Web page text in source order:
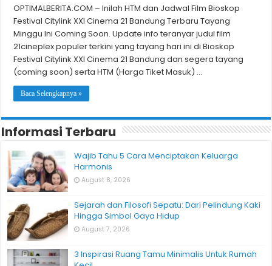
OPTIMALBERITA.COM – Inilah HTM dan Jadwal Film Bioskop
Festival Citylink XXI Cinema 21 Bandung Terbaru Tayang
Minggu Ini Coming Soon. Update info teranyar judul film
21cineplex populer terkini yang tayang hari ini di Bioskop
Festival Citylink XXI Cinema 21 Bandung dan segera tayang
(coming soon) serta HTM (Harga Tiket Masuk) …
Baca Selengkapnya »
Informasi Terbaru
Wajib Tahu 5 Cara Menciptakan Keluarga
Harmonis
August 8, 2026
Sejarah dan Filosofi Sepatu: Dari Pelindung Kaki
Hingga Simbol Gaya Hidup
August 7, 2026
3 Inspirasi Ruang Tamu Minimalis Untuk Rumah